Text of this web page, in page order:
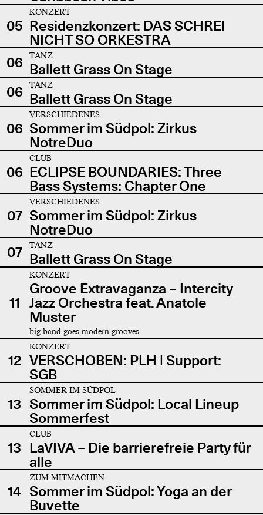
05
KONZERT
Residenzkonzert: DAS SCHREI
NICHT SO ORKESTRA
06
TANZ
Ballett Grass On Stage
06
TANZ
Ballett Grass On Stage
06
VERSCHIEDENES
Sommer im Südpol: Zirkus
NotreDuo
06
CLUB
ECLIPSE BOUNDARIES: Three
Bass Systems: Chapter One
07
VERSCHIEDENES
Sommer im Südpol: Zirkus
NotreDuo
07
TANZ
Ballett Grass On Stage
11
KONZERT
Groove Extravaganza – Intercity
Jazz Orchestra feat. Anatole
Muster
big band goes modern grooves
12
KONZERT
VERSCHOBEN: PLH | Support:
SGB
13
SOMMER IM SÜDPOL
Sommer im Südpol: Local Lineup
Sommerfest
13
CLUB
LaVIVA – Die barrierefreie Party für
alle
14
ZUM MITMACHEN
Sommer im Südpol: Yoga an der
Buvette